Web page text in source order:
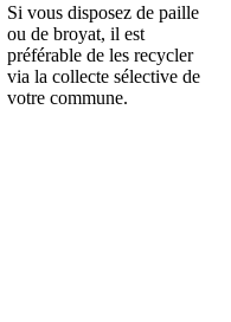
Si vous disposez de paille
ou de broyat, il est
préférable de les recycler
via la collecte sélective de
votre commune.